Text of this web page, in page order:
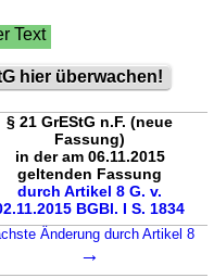
Text
hier überwachen!
§ 21 GrEStG n.F. (neue
Fassung)
in der am 06.11.2015
geltenden Fassung
durch Artikel 8 G. v.
BGBl. I S. 1834
Änderung durch Artikel 8
→